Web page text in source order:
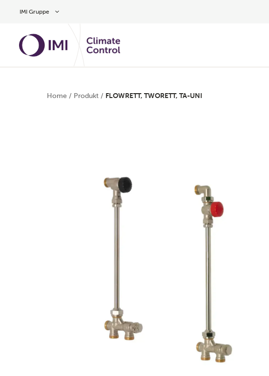
IMI Gruppe
Home / Produkt / FLOWRETT, TWORETT, TA-UNI